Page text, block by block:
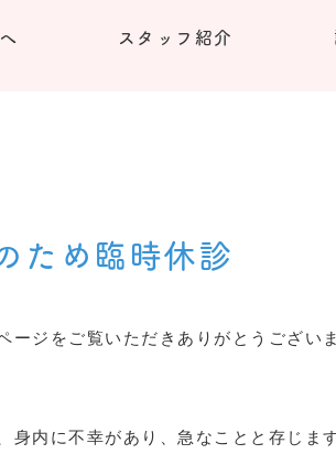
スタッフ紹介
ため臨時休診
ージをご覧いただきありがとうございま
身内に不幸があり、急なことと存じま